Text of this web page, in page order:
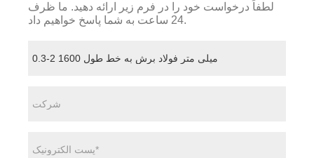
لطفاً درخواست خود را در فرم زیر ارائه دهید. ما ظرف
24 ساعت به شما پاسخ خواهیم داد.